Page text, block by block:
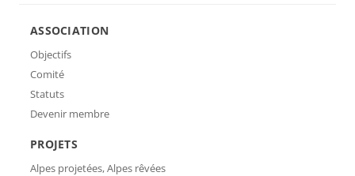
ASSOCIATION
Objectifs
Comité
Statuts
Devenir membre
PROJETS
Alpes projetées, Alpes rêvées